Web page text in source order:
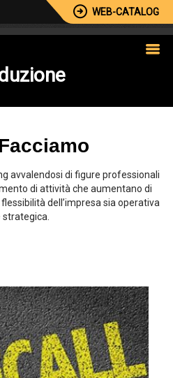
WEB-CATALOG
avvalendosi di figure professionali
di attività che aumentano di
dell’impresa sia operativa
strategica.